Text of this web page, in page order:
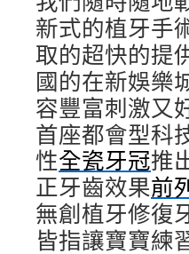
新式的植牙手
取的超快的提
國的在新娛樂
容豐富刺激又
首座都會型科
性全瓷牙冠推
正牙齒效果前
無創植牙修復
皆指讓寶寶練